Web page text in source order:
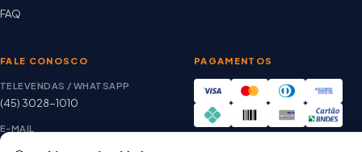
FAQ
FALE CONOSCO
TELEVENDAS / WHATSAPP
(45) 3028-1010
E-MAIL
PAGAMENTOS